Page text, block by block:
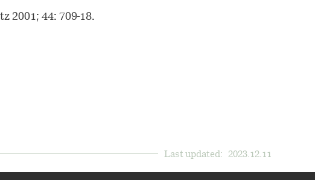
2001; 44: 709-18.
Last updated: 2023.12.11